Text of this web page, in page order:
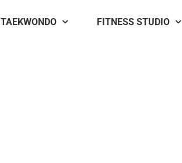
TAEKWONDO FITNESS STUDIO